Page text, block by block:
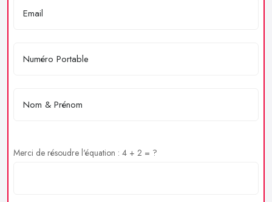
Merci de résoudre l'équation : 4 + 2 = ?